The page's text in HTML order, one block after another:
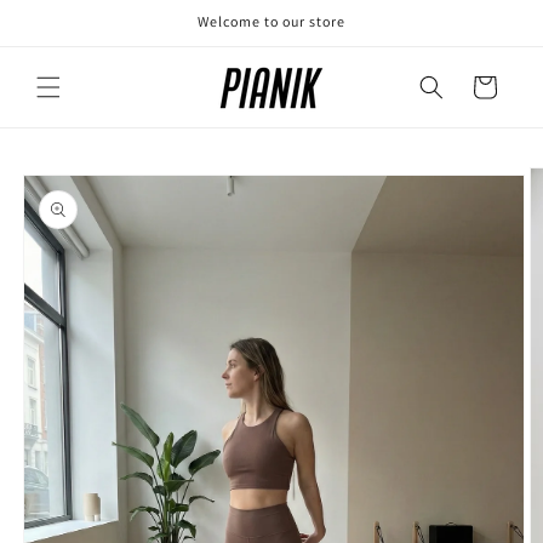
Welcome to our store
Cart
product
information